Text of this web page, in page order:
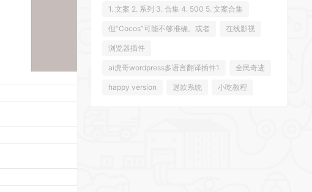
1. 文案 2. 系列 3. 合集 4. 500 5. 文案合集
但“Cocos”可能不够准确。或者 在线影视
浏览器插件
ai虎哥wordpress多语言翻译插件1 全民奇迹
happy version 退款系统 小吃教程